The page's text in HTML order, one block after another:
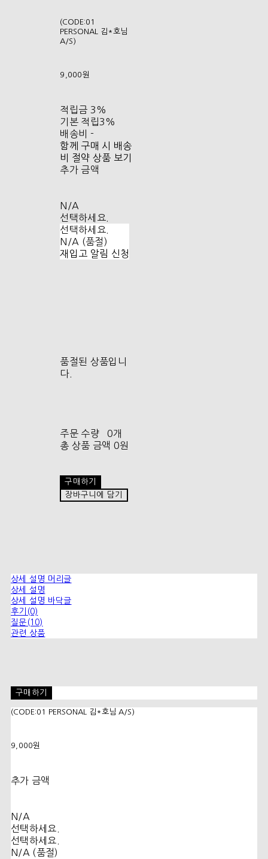
(CODE:01
PERSONAL 김*호님
A/S)
9,000원
적립금 3%
기본 적립3%
배송비 -
함께 구매 시 배송
비 절약 상품 보기
추가 금액
N/A
선택하세요.
선택하세요.
N/A (품절)
재입고 알림 신청
품절된 상품입니
다.
주문 수량
0개
총 상품 금액 0원
구매하기
장바구니에 담기
상세 설명 머리글
상세 설명
상세 설명 바닥글
후기(0)
질문(10)
관련 상품
구매하기
(CODE:01 PERSONAL 김*호님 A/S)
9,000원
추가 금액
N/A
선택하세요.
선택하세요.
N/A (품절)